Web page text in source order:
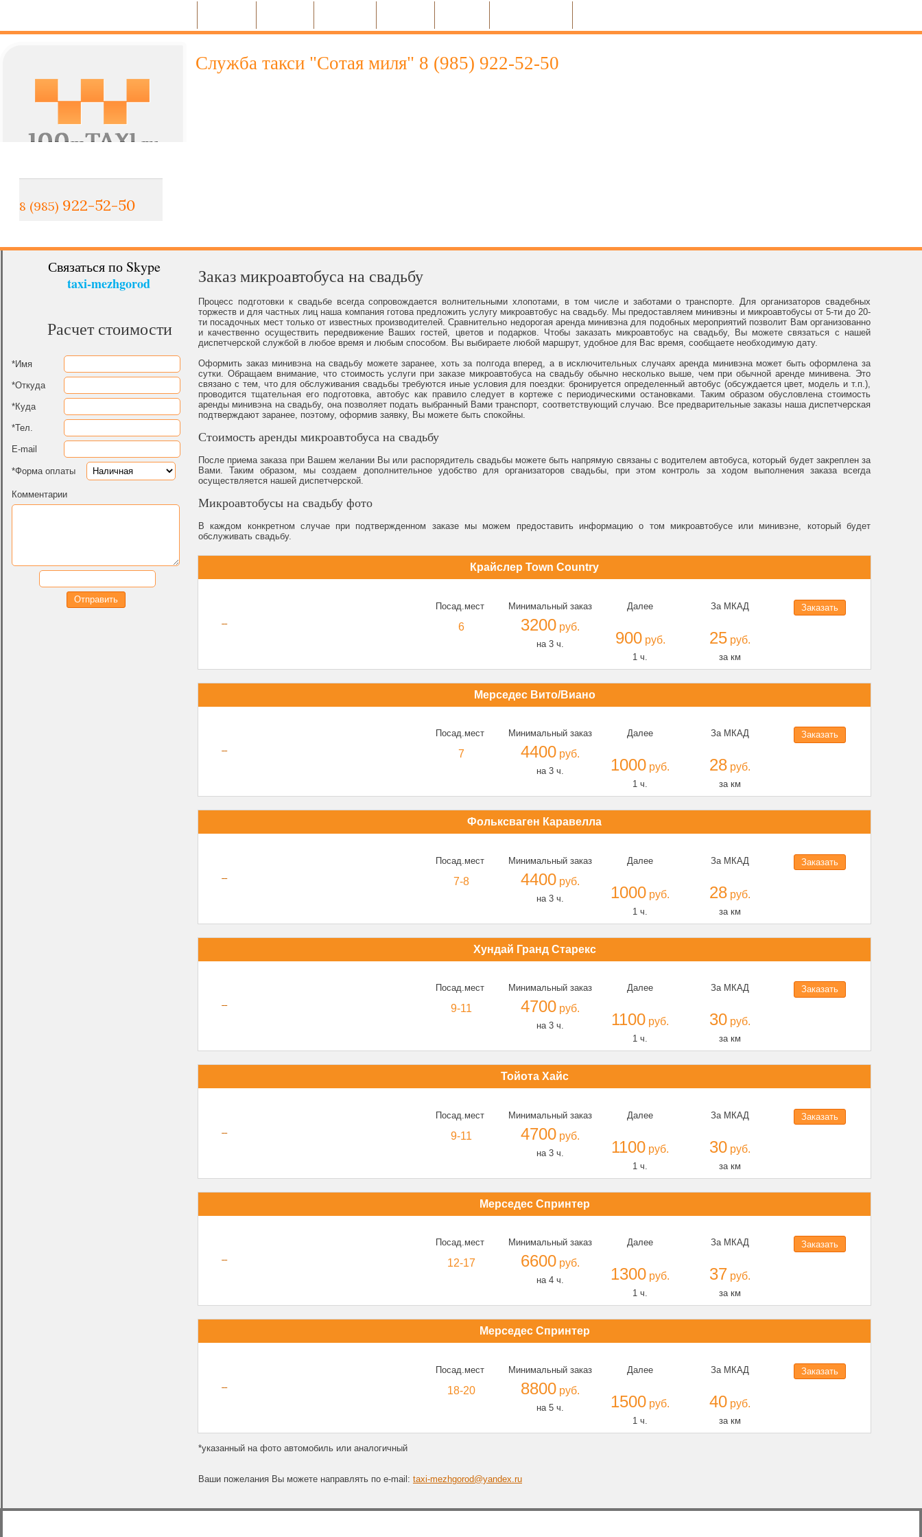
8 (985) 922-52-50
Связаться по Skype
taxi-mezhgorod
Служба такси "Сотая миля" 8 (985) 922‑52‑50
Расчет стоимости
*Имя
*Откуда
*Куда
*Тел.
E-mail
*Форма оплаты
Комментарии
Заказ микроавтобуса на свадьбу
Процесс подготовки к свадьбе всегда сопровождается волнительными хлопотами, в том числе и заботами о транспорте. Для организаторов свадебных
торжеств и для частных лиц наша компания готова предложить услугу микроавтобус на свадьбу. Мы предоставляем минивэны и микроавтобусы от 5-ти до 20-
ти посадочных мест только от известных производителей. Сравнительно недорогая аренда минивэна для подобных мероприятий позволит Вам организованно
и качественно осуществить передвижение Ваших гостей, цветов и подарков. Чтобы заказать микроавтобус на свадьбу, Вы можете связаться с нашей
диспетчерской службой в любое время и любым способом. Вы выбираете любой маршрут, удобное для Вас время, сообщаете необходимую дату.
Оформить заказ минивэна на свадьбу можете заранее, хоть за полгода вперед, а в исключительных случаях аренда минивэна может быть оформлена за
сутки. Обращаем внимание, что стоимость услуги при заказе микроавтобуса на свадьбу обычно несколько выше, чем при обычной аренде минивена. Это
связано с тем, что для обслуживания свадьбы требуются иные условия для поездки: бронируется определенный автобус (обсуждается цвет, модель и т.п.),
проводится тщательная его подготовка, автобус как правило следует в кортеже с периодическими остановками. Таким образом обусловлена стоимость
аренды минивэна на свадьбу, она позволяет подать выбранный Вами транспорт, соответствующий случаю. Все предварительные заказы наша диспетчерская
подтверждают заранее, поэтому, оформив заявку, Вы можете быть спокойны.
Стоимость аренды микроавтобуса на свадьбу
После приема заказа при Вашем желании Вы или распорядитель свадьбы можете быть напрямую связаны с водителем автобуса, который будет закреплен за
Вами. Таким образом, мы создаем дополнительное удобство для организаторов свадьбы, при этом контроль за ходом выполнения заказа всегда
осуществляется нашей диспетчерской.
Микроавтобусы на свадьбу фото
В каждом конкретном случае при подтвержденном заказе мы можем предоставить информацию о том микроавтобусе или минивэне, который будет
обслуживать свадьбу.
Крайслер Town Country
Посад.мест
6
Минимальный заказ
3200 руб.
на 3 ч.
Далее
900 руб.
1 ч.
За МКАД
25 руб.
за км
Заказать
Мерседес Вито/Виано
Посад.мест
7
Минимальный заказ
4400 руб.
на 3 ч.
Далее
1000 руб.
1 ч.
За МКАД
28 руб.
за км
Заказать
Фольксваген Каравелла
Посад.мест
7-8
Минимальный заказ
4400 руб.
на 3 ч.
Далее
1000 руб.
1 ч.
За МКАД
28 руб.
за км
Заказать
Хундай Гранд Старекс
Посад.мест
9-11
Минимальный заказ
4700 руб.
на 3 ч.
Далее
1100 руб.
1 ч.
За МКАД
30 руб.
за км
Заказать
Тойота Хайс
Посад.мест
9-11
Минимальный заказ
4700 руб.
на 3 ч.
Далее
1100 руб.
1 ч.
За МКАД
30 руб.
за км
Заказать
Мерседес Спринтер
Посад.мест
12-17
Минимальный заказ
6600 руб.
на 4 ч.
Далее
1300 руб.
1 ч.
За МКАД
37 руб.
за км
Заказать
Мерседес Спринтер
Посад.мест
18-20
Минимальный заказ
8800 руб.
на 5 ч.
Далее
1500 руб.
1 ч.
За МКАД
40 руб.
за км
Заказать
*указанный на фото автомобиль или аналогичный
Ваши пожелания Вы можете направлять по e-mail: taxi-mezhgorod@yandex.ru